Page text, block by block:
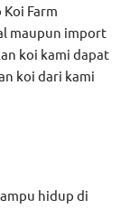
Koi Farm
maupun import
koi kami dapat
koi dari kami
hidup di